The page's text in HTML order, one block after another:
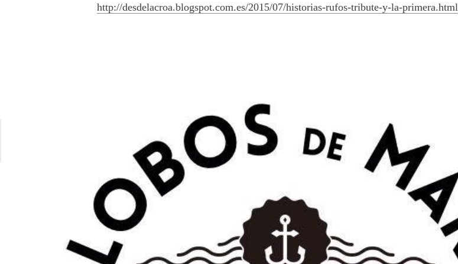
http://desdelacroa.blogspot.com.es/2015/07/historias-rufos-tribute-y-la-primera.html